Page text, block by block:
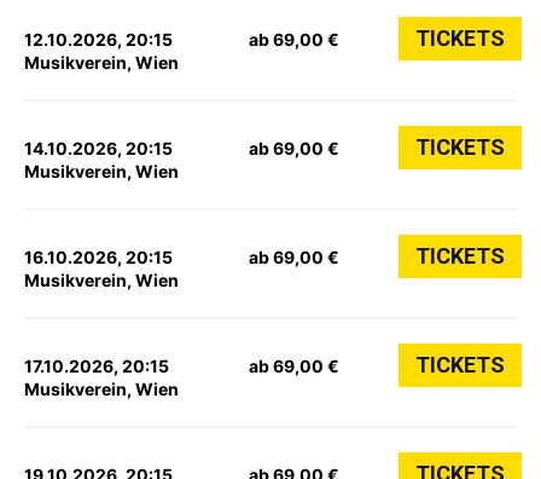
12.10.2026, 20:15
Musikverein, Wien
ab 69,00 € TICKETS
14.10.2026, 20:15
Musikverein, Wien
ab 69,00 € TICKETS
16.10.2026, 20:15
Musikverein, Wien
ab 69,00 € TICKETS
17.10.2026, 20:15
Musikverein, Wien
ab 69,00 € TICKETS
19.10.2026, 20:15 ab 69,00 € TICKETS